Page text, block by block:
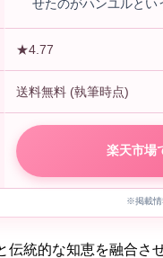
せたのがハンユルとい
★4.77
送料無料 (執筆時点)
楽天市場
※掲載情
伝統的な知恵を融合さ